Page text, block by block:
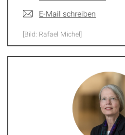
E-Mail schreiben
[Bild: Rafael Michel]